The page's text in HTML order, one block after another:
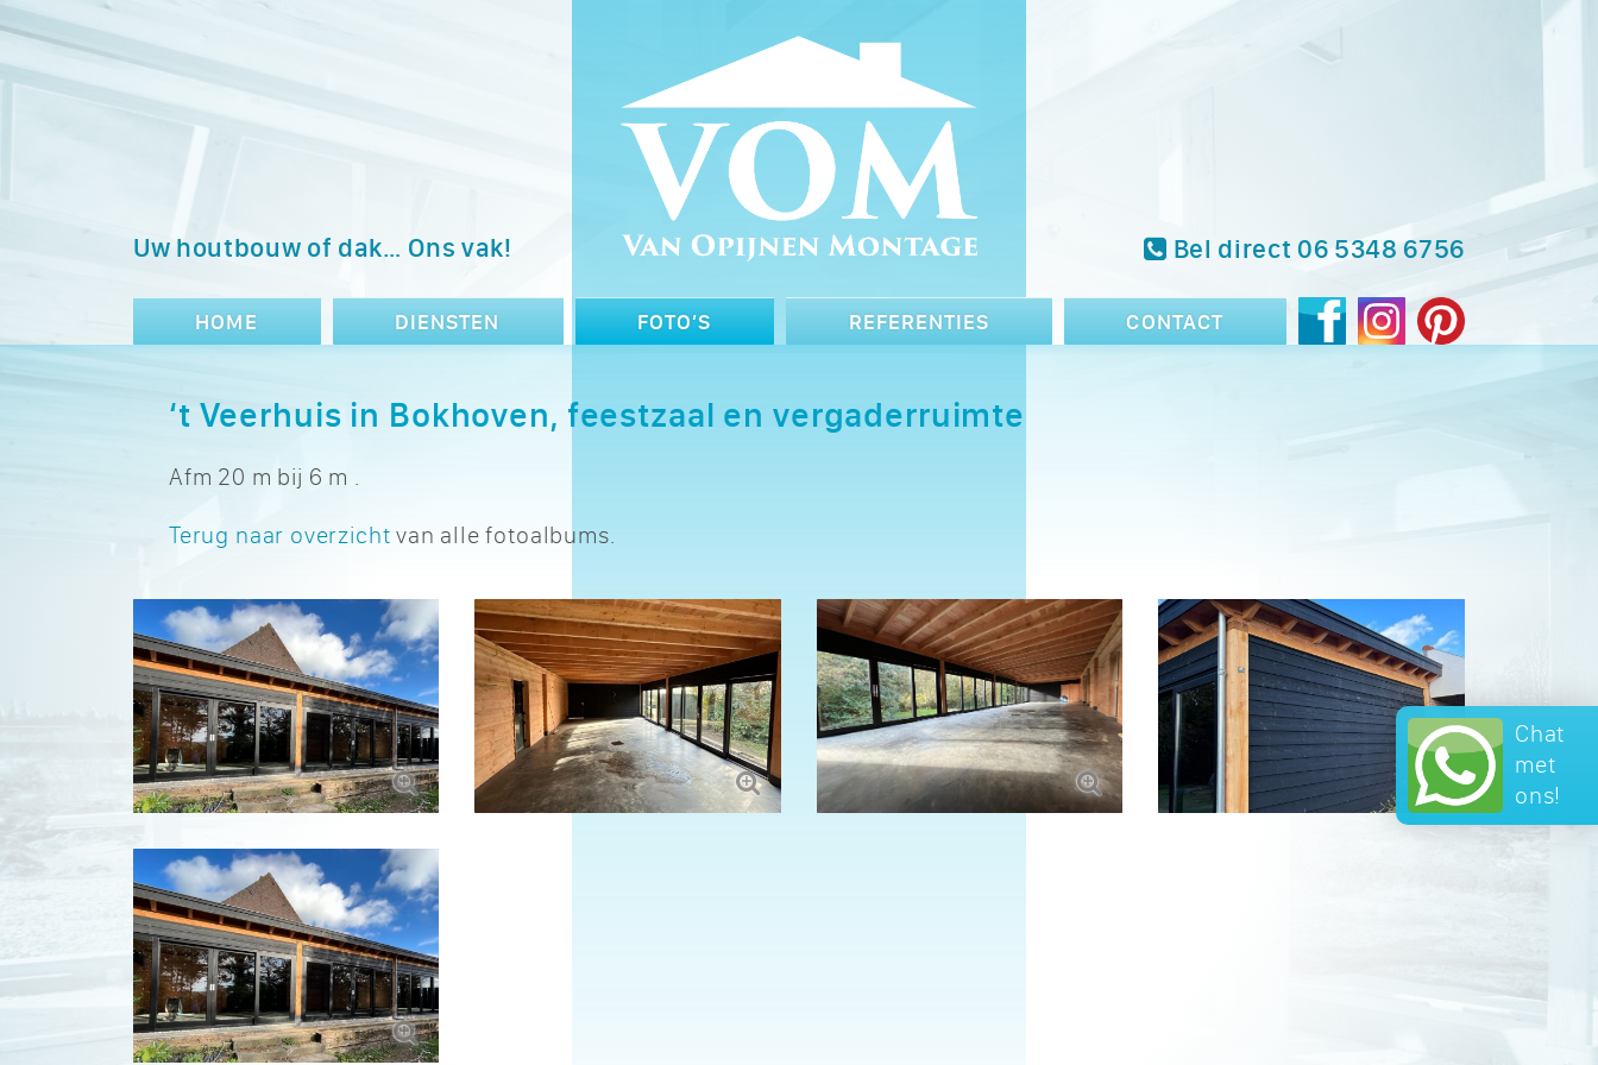
Chat
met
ons!
Uw houtbouw of dak… Ons vak! Bel direct 06 5348 6756
HOME DIENSTEN FOTO’S REFERENTIES CONTACT
‘t Veerhuis in Bokhoven, feestzaal en vergaderruimte
Afm 20 m bij 6 m .
Terug naar overzicht van alle fotoalbums.